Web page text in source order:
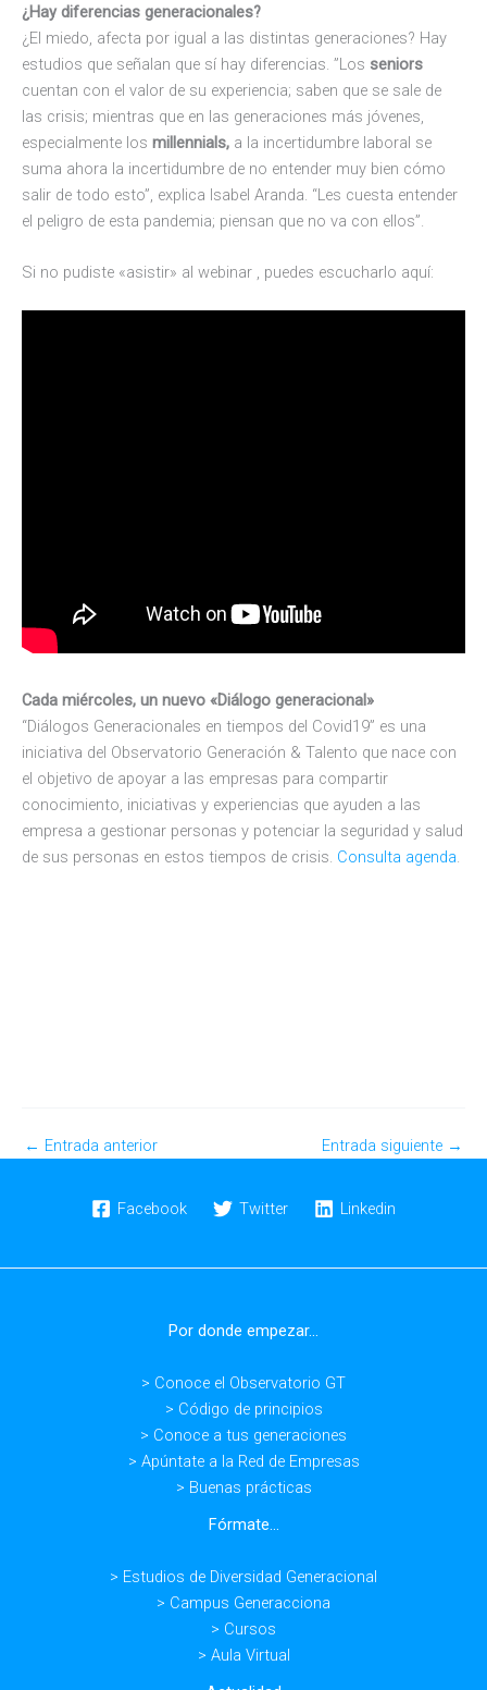
¿Hay diferencias generacionales?
¿El miedo, afecta por igual a las distintas generaciones? Hay
estudios que señalan que sí hay diferencias. ”Los seniors
cuentan con el valor de su experiencia; saben que se sale de
las crisis; mientras que en las generaciones más jóvenes,
especialmente los millennials, a la incertidumbre laboral se
suma ahora la incertidumbre de no entender muy bien cómo
salir de todo esto”, explica Isabel Aranda. “Les cuesta entender
el peligro de esta pandemia; piensan que no va con ellos”.
Si no pudiste «asistir» al webinar , puedes escucharlo aquí:
Cada miércoles, un nuevo «Diálogo generacional»
“Diálogos Generacionales en tiempos del Covid19” es una
iniciativa del Observatorio Generación & Talento que nace con
el objetivo de apoyar a las empresas para compartir
conocimiento, iniciativas y experiencias que ayuden a las
empresa a gestionar personas y potenciar la seguridad y salud
de sus personas en estos tiempos de crisis. Consulta agenda.
← Entrada anterior Entrada siguiente →
Facebook Twitter Linkedin
Por donde empezar...
> Conoce el Observatorio GT
> Código de principios
> Conoce a tus generaciones
> Apúntate a la Red de Empresas
> Buenas prácticas
Fórmate...
> Estudios de Diversidad Generacional
> Campus Generacciona
> Cursos
> Aula Virtual